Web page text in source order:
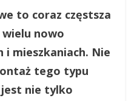
to coraz częstsza
nowo
i mieszkaniach. Nie
tego typu
nie tylko